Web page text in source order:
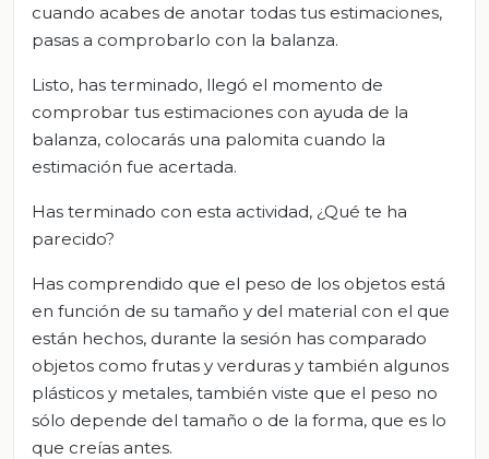
cuando acabes de anotar todas tus estimaciones,
pasas a comprobarlo con la balanza.
Listo, has terminado, llegó el momento de
comprobar tus estimaciones con ayuda de la
balanza, colocarás una palomita cuando la
estimación fue acertada.
Has terminado con esta actividad, ¿Qué te ha
parecido?
Has comprendido que el peso de los objetos está
en función de su tamaño y del material con el que
están hechos, durante la sesión has comparado
objetos como frutas y verduras y también algunos
plásticos y metales, también viste que el peso no
sólo depende del tamaño o de la forma, que es lo
que creías antes.